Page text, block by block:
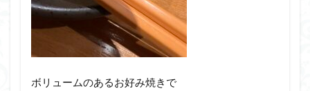
ボリュームのあるお好み焼きで